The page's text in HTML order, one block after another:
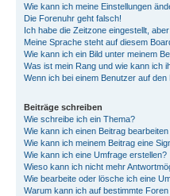
Wie kann ich meine Einstellungen
Die Forenuhr geht falsch!
Ich habe die Zeitzone eingestellt,
Meine Sprache steht auf diesem
Wie kann ich ein Bild unter meinem
Was ist mein Rang und wie kann ich
Wenn ich bei einem Benutzer auf
Beiträge schreiben
Wie schreibe ich ein Thema?
Wie kann ich einen Beitrag
Wie kann ich meinem Beitrag eine
Wie kann ich eine Umfrage erstellen?
Wieso kann ich nicht mehr
Wie bearbeite oder lösche ich eine
Warum kann ich auf bestimmte